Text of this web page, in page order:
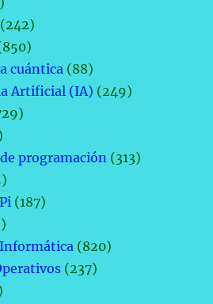
(242)
cuántica (88)
Artificial (IA) (249)
programación (313)
(187)
(820)
(237)